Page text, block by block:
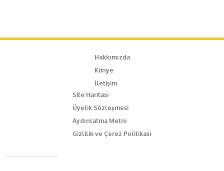
Hakkımızda
Künye
İletişim
Site Haritası
Üyelik Sözleşmesi
Aydınlatma Metni
Gizlilik ve Çerez Politikası
Caferağa Mah. Dr. Şakir Paşa Sok. No3/A Kadıköy İstanbul